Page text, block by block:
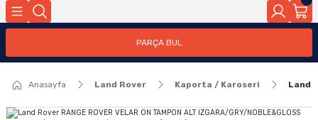
PARÇA BUL
Anasayfa Land Rover Kaporta / Karoseri Land